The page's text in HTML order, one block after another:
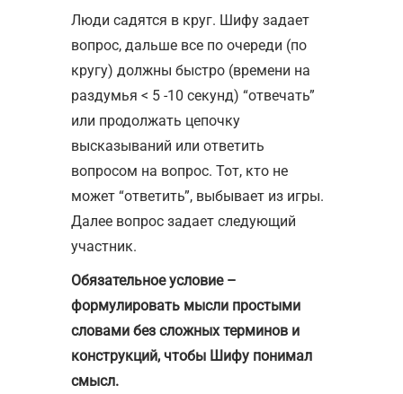
Люди садятся в круг. Шифу задает
вопрос, дальше все по очереди (по
кругу) должны быстро (времени на
раздумья < 5 -10 секунд) “отвечать”
или продолжать цепочку
высказываний или ответить
вопросом на вопрос. Тот, кто не
может “ответить”, выбывает из игры.
Далее вопрос задает следующий
участник.
Обязательное условие –
формулировать мысли простыми
словами без сложных терминов и
конструкций, чтобы Шифу понимал
смысл.